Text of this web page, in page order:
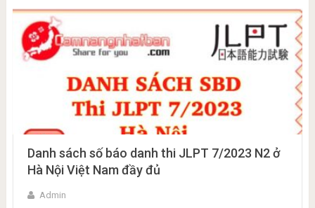
Danh sách số báo danh thi JLPT 7/2023 N2 ở
Hà Nội Việt Nam đầy đủ
Admin